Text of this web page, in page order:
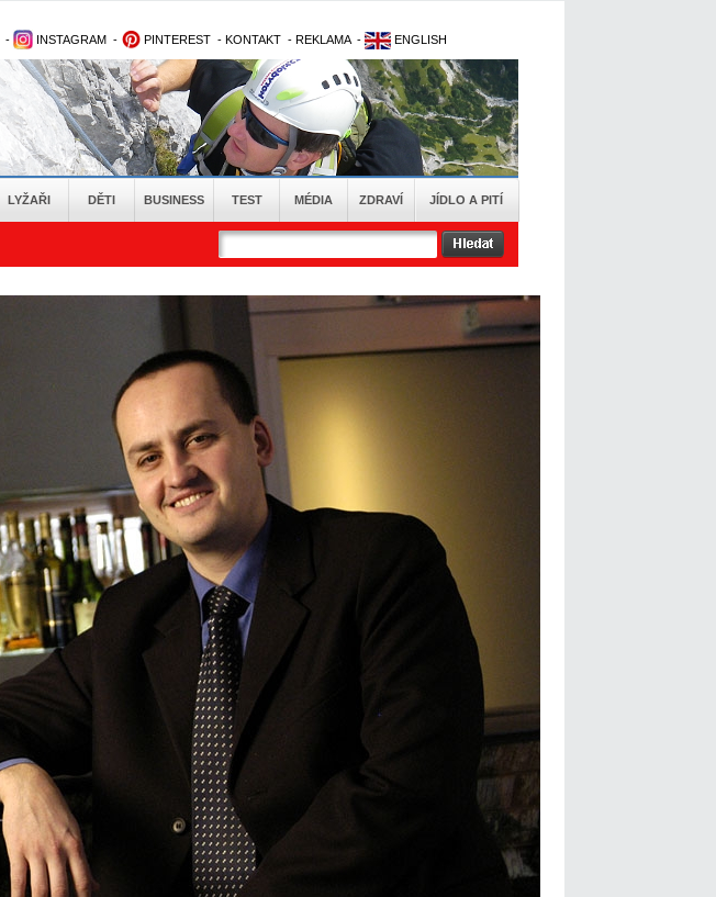
- INSTAGRAM - PINTEREST - KONTAKT - REKLAMA - ENGLISH
LYŽAŘI DĚTI BUSINESS TEST MÉDIA ZDRAVÍ JÍDLO A PITÍ